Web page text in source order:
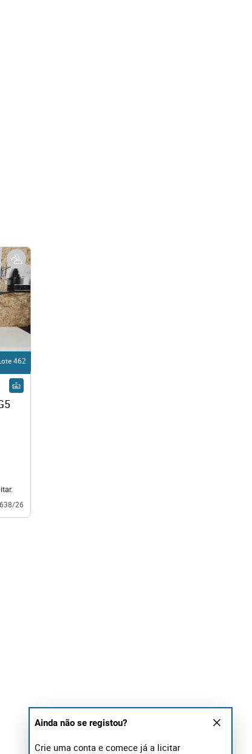
462
26
Ainda não se registou?
Crie uma conta e comece já a licitar